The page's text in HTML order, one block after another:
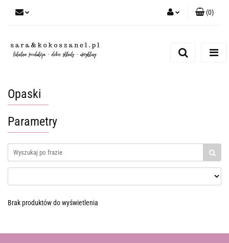
Zarejestruj się
(0)
Opaski
Parametry
Brak produktów do wyświetlenia